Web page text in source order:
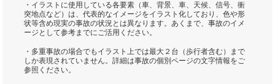
・イラストに使用している各要素（車、背景、車、天候、信号、衝
突地点など）は、代表的なイメージをイラスト化しており、色や形
状等含め現実の事故の状況とは異なります。あくまで、事故のイメ
ージとして参考までにご活用ください。
・多重事故の場合でもイラスト上では最大２台（歩行者含む）まで
しか表現されていません。詳細は事故の個別ページの文字情報をご
参照ください。